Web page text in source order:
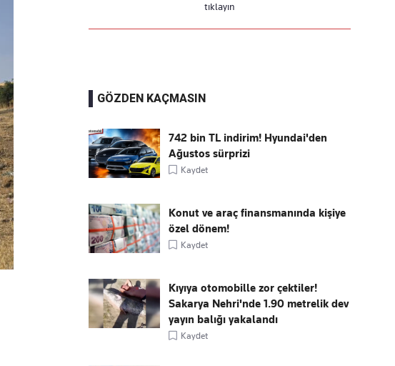
tıklayın
GÖZDEN KAÇMASIN
742 bin TL indirim! Hyundai'den
Ağustos sürprizi
Kaydet
Konut ve araç finansmanında kişiye
özel dönem!
Kaydet
Kıyıya otomobille zor çektiler!
Sakarya Nehri'nde 1.90 metrelik dev
yayın balığı yakalandı
Kaydet